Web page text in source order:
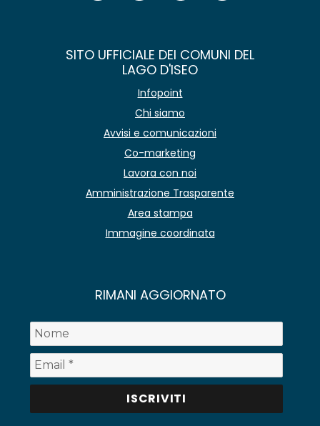
SITO UFFICIALE DEI COMUNI DEL
LAGO D'ISEO
Infopoint
Chi siamo
Avvisi e comunicazioni
Co-marketing
Lavora con noi
Amministrazione Trasparente
Area stampa
Immagine coordinata
RIMANI AGGIORNATO